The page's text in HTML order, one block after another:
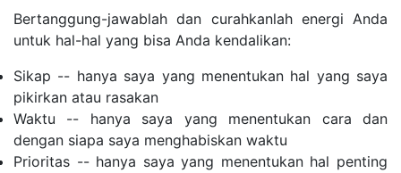
Bertanggung-jawablah dan curahkanlah energi Anda
untuk hal-hal yang bisa Anda kendalikan:
Sikap -- hanya saya yang menentukan hal yang saya
pikirkan atau rasakan
Waktu -- hanya saya yang menentukan cara dan
dengan siapa saya menghabiskan waktu
Prioritas -- hanya saya yang menentukan hal penting